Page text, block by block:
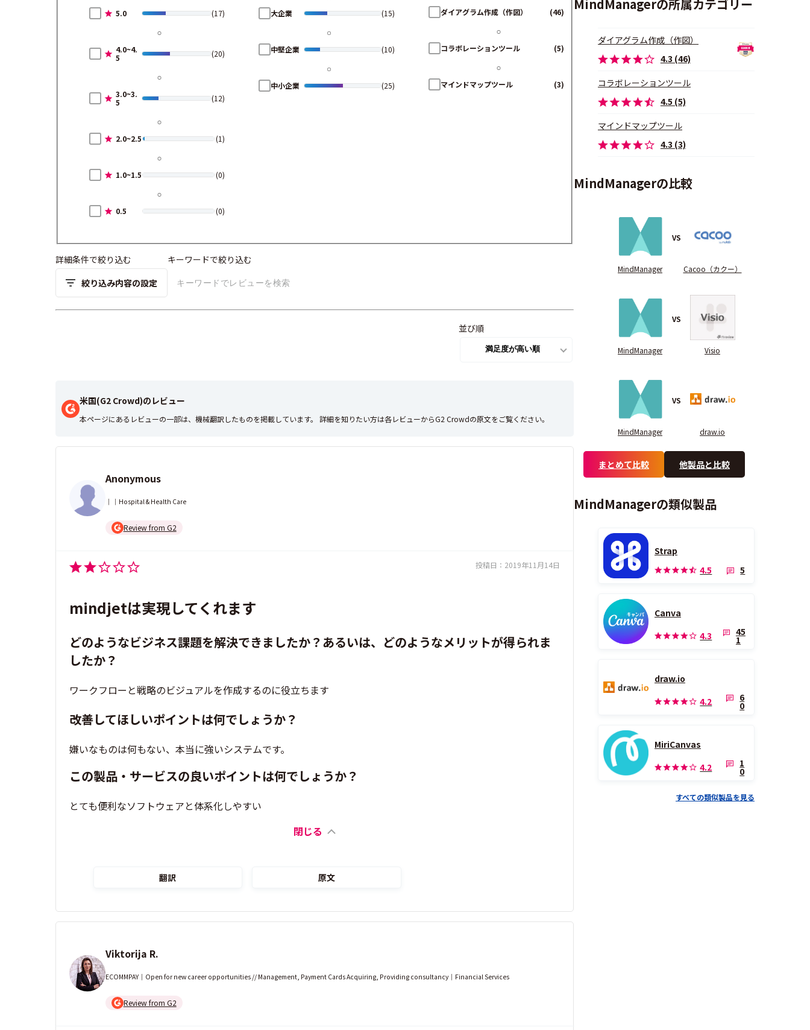
5.0 (17)
4.0~4.
5
(20)
3.0~3.
5
(12)
2.0~2.5 (1)
1.0~1.5 (0)
0.5 (0)
大企業 (15)
中堅企業 (10)
中小企業 (25)
ダイアグラム作成（作図） (46)
コラボレーションツール (5)
マインドマップツール (3)
詳細条件で絞り込む
絞り込み内容の設定
キーワードで絞り込む
並び順
米国(G2 Crowd)のレビュー
本ページにあるレビューの一部は、機械翻訳したものを掲載しています。 詳細を知りたい方は各レビューからG2 Crowdの原文をご覧ください。
Anonymous
｜｜Hospital & Health Care
Review from G2
投稿日： 2019年11月14日
mindjetは実現してくれます
どのようなビジネス課題を解決できましたか？あるいは、どのようなメリットが得られま
したか？
ワークフローと戦略のビジュアルを作成するのに役立ちます
改善してほしいポイントは何でしょうか？
嫌いなものは何もない、本当に強いシステムです。
この製品・サービスの良いポイントは何でしょうか？
とても便利なソフトウェアと体系化しやすい
閉じる
翻訳 原文
Viktorija R.
ECOMMPAY｜Open for new career opportunities // Management, Payment Cards Acquiring, Providing consultancy｜Financial Services
Review from G2
MindManagerの所属カテゴリー
ダイアグラム作成（作図）
4.3 (46)
コラボレーションツール
4.5 (5)
マインドマップツール
4.3 (3)
MindManagerの比較
MindManager
VS
Cacoo（カクー）
MindManager
VS
Visio
MindManager
VS
draw.io
まとめて比較 他製品と比較
MindManagerの類似製品
Strap
4.5
5
Canva
4.3
45
1
draw.io
4.2
6
0
MiriCanvas
4.2
1
0
すべての類似製品を見る